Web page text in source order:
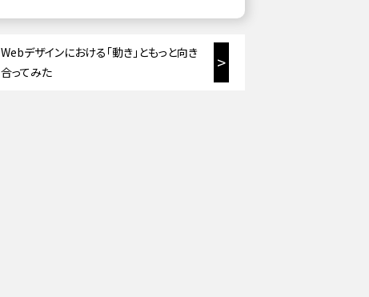
Webデザインにおける「動き」ともっと向き
合ってみた
>